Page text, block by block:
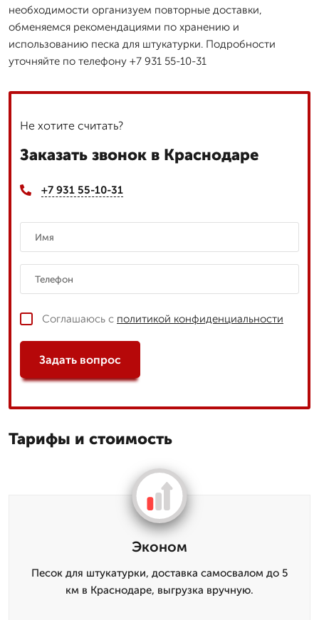
необходимости организуем повторные доставки,
обменяемся рекомендациями по хранению и
использованию песка для штукатурки. Подробности
уточняйте по телефону +7 931 55-10-31
Не хотите считать?
Заказать звонок в Краснодаре
+7 931 55-10-31
Соглашаюсь с политикой конфиденциальности
Задать вопрос
Тарифы и стоимость
Эконом
Песок для штукатурки, доставка самосвалом до 5
км в Краснодаре, выгрузка вручную.